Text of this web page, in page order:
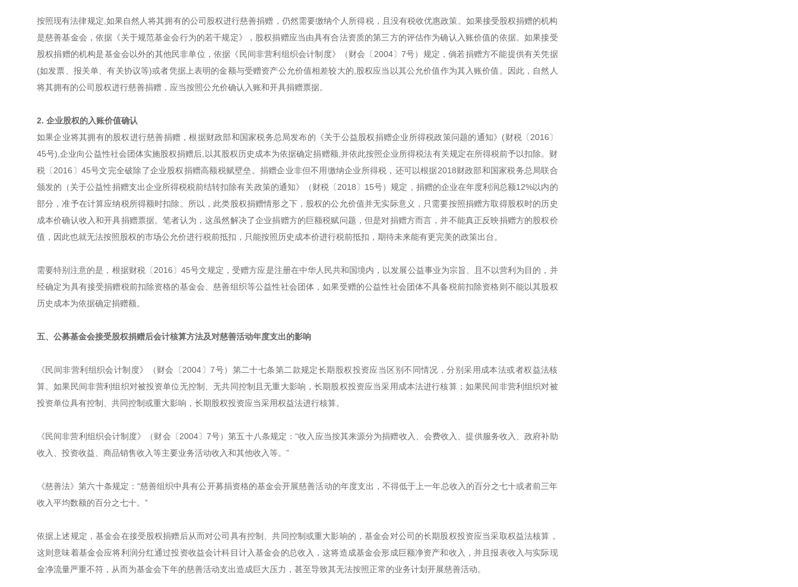
按照现有法律规定,如果自然人将其拥有的公司股权进行慈善捐赠，仍然需要缴纳个人所得税，且没有税收优惠政策。如果接受股权捐赠的机构
是慈善基金会，依据《关于规范基金会行为的若干规定》，股权捐赠应当由具有合法资质的第三方的评估作为确认入账价值的依据。如果接受
股权捐赠的机构是基金会以外的其他民非单位，依据《民间非营利组织会计制度》（财会〔2004〕7号）规定，倘若捐赠方不能提供有关凭据
(如发票、报关单、有关协议等)或者凭据上表明的金额与受赠资产公允价值相差较大的,股权应当以其公允价值作为其入账价值。因此，自然人
将其拥有的公司股权进行慈善捐赠，应当按照公允价确认入账和开具捐赠票据。
2. 企业股权的入账价值确认
如果企业将其拥有的股权进行慈善捐赠，根据财政部和国家税务总局发布的《关于公益股权捐赠企业所得税政策问题的通知》(财税〔2016〕
45号),企业向公益性社会团体实施股权捐赠后,以其股权历史成本为依据确定捐赠额,并依此按照企业所得税法有关规定在所得税前予以扣除。财
税〔2016〕45号文完全破除了企业股权捐赠高额税赋壁垒。捐赠企业非但不用缴纳企业所得税，还可以根据2018财政部和国家税务总局联合
颁发的（关于公益性捐赠支出企业所得税税前结转扣除有关政策的通知》（财税〔2018〕15号）规定，捐赠的企业在年度利润总额12%以内的
部分，准予在计算应纳税所得额时扣除。所以，此类股权捐赠情形之下，股权的公允价值并无实际意义，只需要按照捐赠方取得股权时的历史
成本价确认收入和开具捐赠票据。笔者认为，这虽然解决了企业捐赠方的巨额税赋问题，但是对捐赠方而言，并不能真正反映捐赠方的股权价
值，因此也就无法按照股权的市场公允价进行税前抵扣，只能按照历史成本价进行税前抵扣，期待未来能有更完美的政策出台。
需要特别注意的是，根据财税〔2016〕45号文规定，受赠方应是注册在中华人民共和国境内，以发展公益事业为宗旨、且不以营利为目的，并
经确定为具有接受捐赠税前扣除资格的基金会、慈善组织等公益性社会团体，如果受赠的公益性社会团体不具备税前扣除资格则不能以其股权
历史成本为依据确定捐赠额。
五、公募基金会接受股权捐赠后会计核算方法及对慈善活动年度支出的影响
《民间非营利组织会计制度》（财会〔2004〕7号）第二十七条第二款规定长期股权投资应当区别不同情况，分别采用成本法或者权益法核
算。如果民间非营利组织对被投资单位无控制、无共同控制且无重大影响，长期股权投资应当采用成本法进行核算；如果民间非营利组织对被
投资单位具有控制、共同控制或重大影响，长期股权投资应当采用权益法进行核算。
《民间非营利组织会计制度》（财会〔2004〕7号）第五十八条规定：“收入应当按其来源分为捐赠收入、会费收入、提供服务收入、政府补助
收入、投资收益、商品销售收入等主要业务活动收入和其他收入等。”
《慈善法》第六十条规定：“慈善组织中具有公开募捐资格的基金会开展慈善活动的年度支出，不得低于上一年总收入的百分之七十或者前三年
收入平均数额的百分之七十。”
依据上述规定，基金会在接受股权捐赠后从而对公司具有控制、共同控制或重大影响的，基金会对公司的长期股权投资应当采取权益法核算，
这则意味着基金会应将利润分红通过投资收益会计科目计入基金会的总收入，这将造成基金会形成巨额净资产和收入，并且报表收入与实际现
金净流量严重不符，从而为基金会下年的慈善活动支出造成巨大压力，甚至导致其无法按照正常的业务计划开展慈善活动。